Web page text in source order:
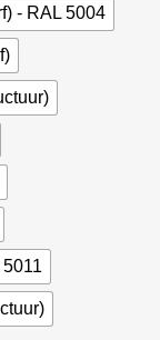
- RAL 5004